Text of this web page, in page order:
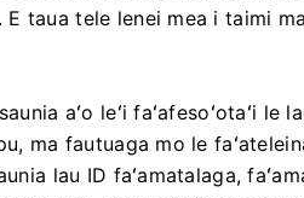
taua tele lenei mea i taimi
aʻo leʻi faʻafesoʻotaʻi le
ma fautuaga mo le
lau ID faʻamatalaga,